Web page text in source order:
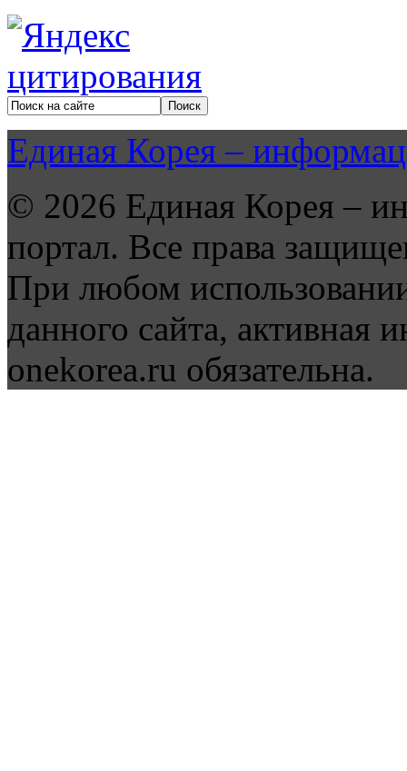
Единая Корея –
© 2026 Единая Корея –
портал. Все права
При любом
данного сайта, активная
onekorea.ru обязательна.